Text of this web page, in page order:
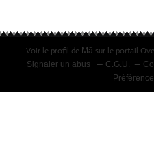
Voir le profil de Mā sur le portail
Signaler un abus
C.G.U.